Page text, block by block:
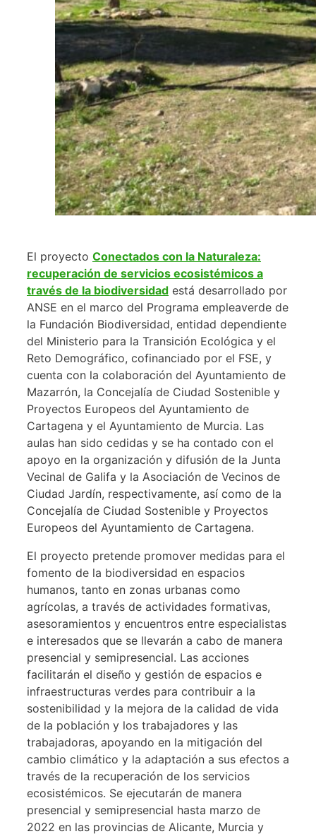
El proyecto Conectados con la Naturaleza:
recuperación de servicios ecosistémicos a
través de la biodiversidad está desarrollado por
ANSE en el marco del Programa empleaverde de
la Fundación Biodiversidad, entidad dependiente
del Ministerio para la Transición Ecológica y el
Reto Demográfico, cofinanciado por el FSE, y
cuenta con la colaboración del Ayuntamiento de
Mazarrón, la Concejalía de Ciudad Sostenible y
Proyectos Europeos del Ayuntamiento de
Cartagena y el Ayuntamiento de Murcia. Las
aulas han sido cedidas y se ha contado con el
apoyo en la organización y difusión de la Junta
Vecinal de Galifa y la Asociación de Vecinos de
Ciudad Jardín, respectivamente, así como de la
Concejalía de Ciudad Sostenible y Proyectos
Europeos del Ayuntamiento de Cartagena.
El proyecto pretende promover medidas para el
fomento de la biodiversidad en espacios
humanos, tanto en zonas urbanas como
agrícolas, a través de actividades formativas,
asesoramientos y encuentros entre especialistas
e interesados que se llevarán a cabo de manera
presencial y semipresencial. Las acciones
facilitarán el diseño y gestión de espacios e
infraestructuras verdes para contribuir a la
sostenibilidad y la mejora de la calidad de vida
de la población y los trabajadores y las
trabajadoras, apoyando en la mitigación del
cambio climático y la adaptación a sus efectos a
través de la recuperación de los servicios
ecosistémicos. Se ejecutarán de manera
presencial y semipresencial hasta marzo de
2022 en las provincias de Alicante, Murcia y